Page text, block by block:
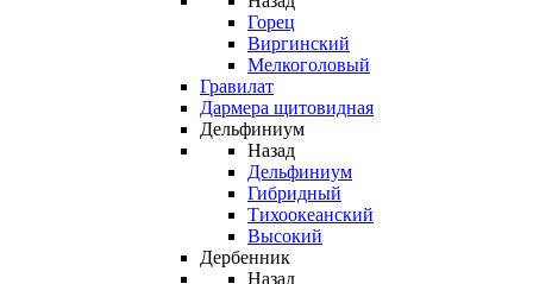
Горец
Виргинский
Мелкоголовый
Гравилат
Дармера щитовидная
Дельфиниум
Назад
Дельфиниум
Гибридный
Тихоокеанский
Высокий
Дербенник
Назад